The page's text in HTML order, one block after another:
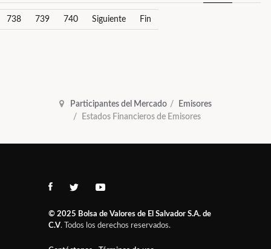
738 739 740 Siguiente Fin
Participantes del Mercado
Emisores
Estados Financieros de Emisores
© 2025 Bolsa de Valores de El Salvador S.A. de
C.V. Todos los derechos reservados.